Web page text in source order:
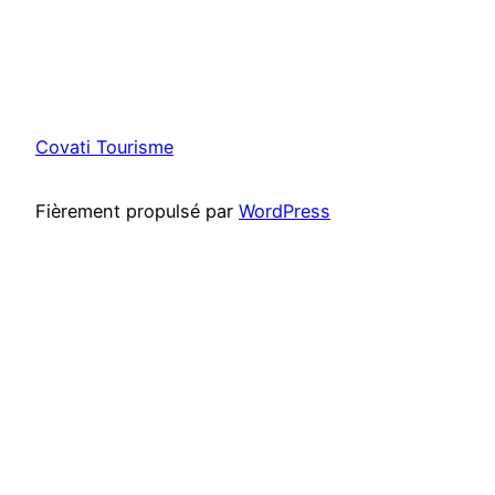
Covati Tourisme
Fièrement propulsé par WordPress